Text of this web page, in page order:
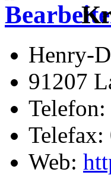
Henry-
91207
Telefax:
Web: